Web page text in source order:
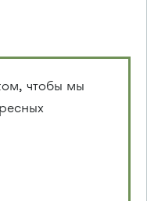
чтобы мы